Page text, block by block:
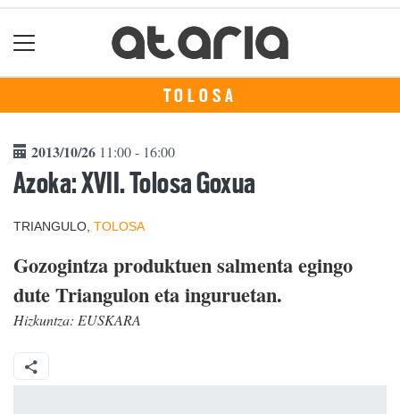
TOLOSA
2013/10/26 11:00 - 16:00
Azoka: XVII. Tolosa Goxua
TRIANGULO, TOLOSA
Gozogintza produktuen salmenta egingo
dute Triangulon eta inguruetan.
Hizkuntza: EUSKARA